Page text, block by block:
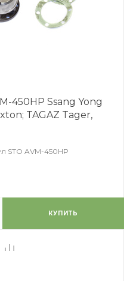
450HP Ssang Yong
TAGAZ Tager,
STO AVM-450HP
КУПИТЬ